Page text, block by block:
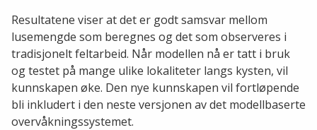
Resultatene viser at det er godt samsvar mellom
lusemengde som beregnes og det som observeres i
tradisjonelt feltarbeid. Når modellen nå er tatt i bruk
og testet på mange ulike lokaliteter langs kysten, vil
kunnskapen øke. Den nye kunnskapen vil fortløpende
bli inkludert i den neste versjonen av det modellbaserte
overvåkningssystemet.